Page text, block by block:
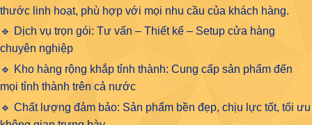
thước linh hoạt, phù hợp với mọi nhu cầu của khách hàng.
🔹 Dịch vụ trọn gói: Tư vấn – Thiết kế – Setup cửa hàng
chuyên nghiệp
🔹 Kho hàng rộng khắp tỉnh thành: Cung cấp sản phẩm đến
mọi tỉnh thành trên cả nước
🔹 Chất lượng đảm bảo: Sản phẩm bền đẹp, chịu lực tốt, tối ưu